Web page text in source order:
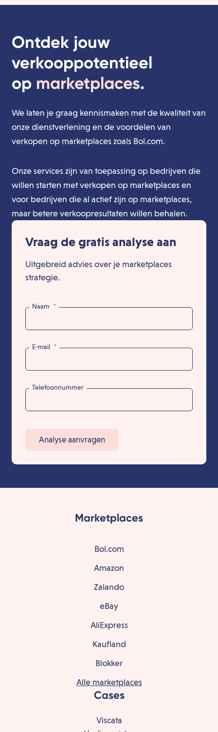
Ontdek jouw
verkooppotentieel
op marketplaces.
We laten je graag kennismaken met de kwaliteit van
onze dienstverlening en de voordelen van
verkopen op marketplaces zoals Bol.com.
Onze services zijn van toepassing op bedrijven die
willen starten met verkopen op marketplaces en
voor bedrijven die al actief zijn op marketplaces,
maar betere verkoopresultaten willen behalen.
Vraag de gratis analyse aan
Uitgebreid advies over je marketplaces
strategie.
Naam *
E-mail *
Telefoonnummer
Analyse aanvragen
Marketplaces
Bol.com
Amazon
Zalando
eBay
AliExpress
Kaufland
Blokker
Alle marketplaces
Cases
Viscata